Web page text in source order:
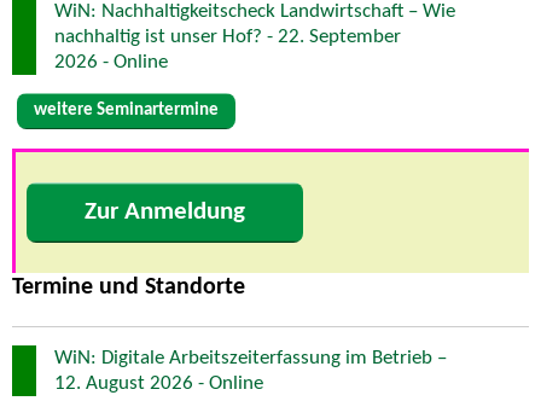
WiN: Nachhaltigkeitscheck Landwirtschaft – Wie
nachhaltig ist unser Hof? - 22. September
2026 - Online
weitere Seminartermine
Zur Anmeldung
Termine und Standorte
WiN: Digitale Arbeitszeiterfassung im Betrieb –
12. August 2026 - Online